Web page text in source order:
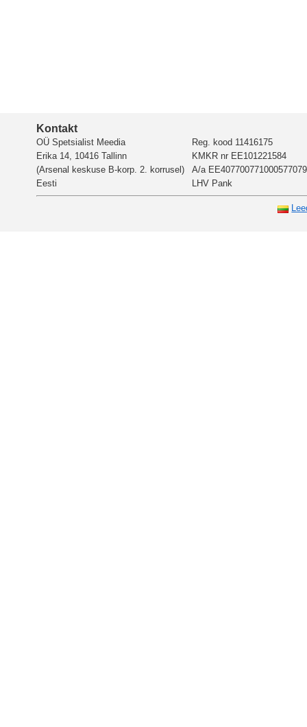
Kontakt
OÜ Spetsialist Meedia
Erika 14, 10416 Tallinn
(Arsenal keskuse B-korp. 2. korrusel)
Eesti
Reg. kood 11416175
KMKR nr EE101221584
A/a EE407700771000577079
LHV Pank